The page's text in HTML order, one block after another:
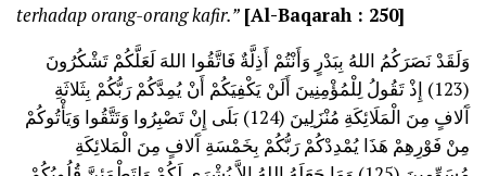
terhadap orang-orang kafir.” [Al-Baqarah : 250]
وَلَقَدْ نَصَرَكُمُ اللهُ بِبَدْرٍ وَأَنْتُمْ أَذِلَّةٌ فَاتَّقُوا اللهَ لَعَلَّكُمْ تَشْكُرُونَ
(123) إِذْ تَقُولُ لِلْمُؤْمِنِينَ أَلَنْ يَكْفِيَكُمْ أَنْ يُمِدَّكُمْ رَبُّكُمْ بِثَلاثَةِ
آَلافٍ مِنَ الْمَلَائِكَةِ مُنْزَلِينَ (124) بَلَى إِنْ تَصْبِرُوا وَتَتَّقُوا وَيَأْتُوكُمْ
مِنْ فَوْرِهِمْ هَذَا يُمْدِدْكُمْ رَبُّكُمْ بِخَمْسَةِ آَلافٍ مِنَ الْمَلائِكَةِ